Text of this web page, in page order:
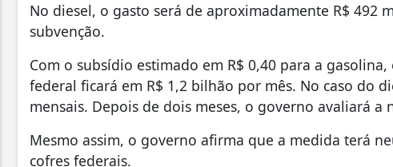
No diesel, o gasto será de aproximadamente R$ 492
subvenção.
Com o subsídio estimado em R$ 0,40 para a
federal ficará em R$ 1,2 bilhão por mês. No caso do
mensais. Depois de dois meses, o governo avaliará
Mesmo assim, o governo afirma que a medida terá
cofres federais.